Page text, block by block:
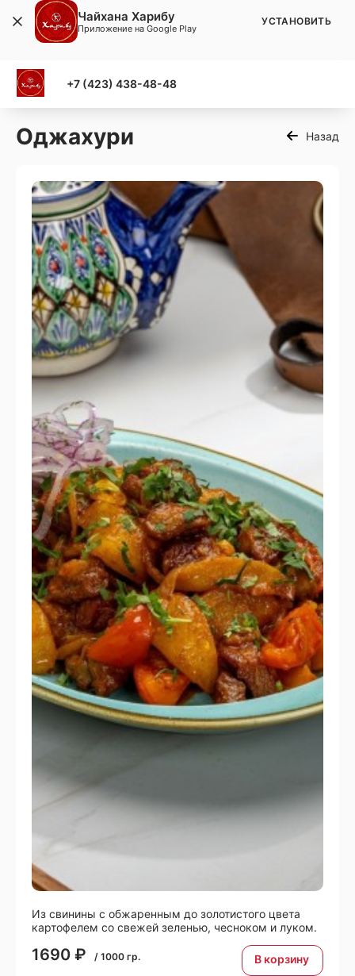
+7 (423) 438-48-48
Оджахури Назад
Из свинины с обжаренным до золотистого цвета
картофелем со свежей зеленью, чесноком и луком.
1690 ₽ / 1000 гр. В корзину
Чайхана Харибу
Приложение на Google Play
УСТАНОВИТЬ